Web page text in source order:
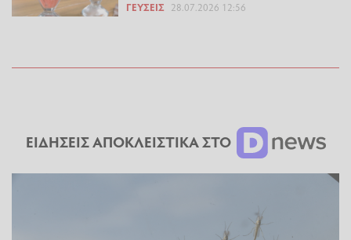
ΓΕΎΣΕΙΣ 28.07.2026 12:56
ΕΙΔΗΣΕΙΣ ΑΠΟΚΛΕΙΣΤΙΚΑ ΣΤΟ